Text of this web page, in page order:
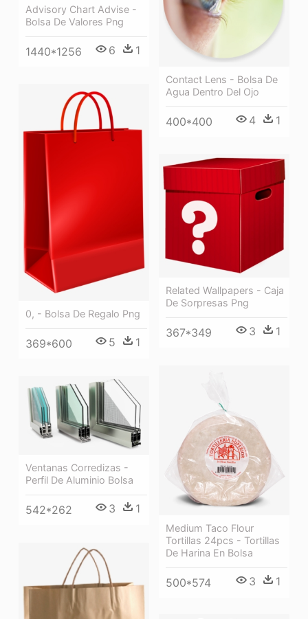
Advisory Chart Advise -
Bolsa De Valores Png
1440*1256 6 1
Contact Lens - Bolsa De
Agua Dentro Del Ojo
400*400 4 1
0, - Bolsa De Regalo Png
369*600 5 1
Related Wallpapers - Caja
De Sorpresas Png
367*349 3 1
Medium Taco Flour
Tortillas 24pcs - Tortillas
De Harina En Bolsa
500*574 3 1
Ventanas Corredizas -
Perfil De Aluminio Bolsa
542*262 3 1